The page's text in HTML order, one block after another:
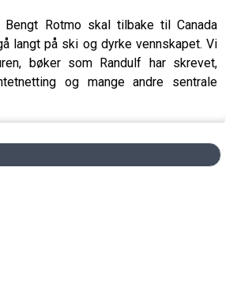
Bengt Rotmo skal tilbake til Canada
langt på ski og dyrke vennskapet. Vi
bøker som Randulf har skrevet,
og mange andre sentrale
sin egen nettside og podcast: